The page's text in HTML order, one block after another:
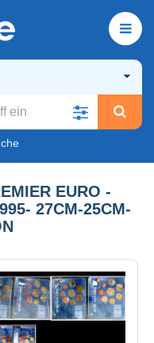
EURO -
27CM-25CM-